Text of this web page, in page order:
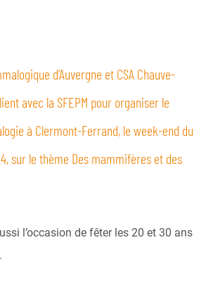
d’Auvergne et CSA Chauve-
avec la SFEPM pour organiser le
à Clermont-Ferrand, le week-end du
sur le thème Des mammifères et des
l’occasion de fêter les 20 et 30 ans